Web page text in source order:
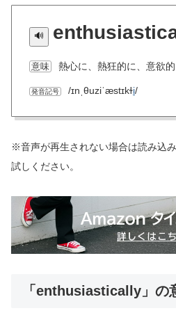
意味 熱心に、熱狂的に、意欲
発音記号 /ɪnˌθuziˈæstɪkɫi/
※音声が再生されない場合は読み込
試しください。
「enthusiastically」の